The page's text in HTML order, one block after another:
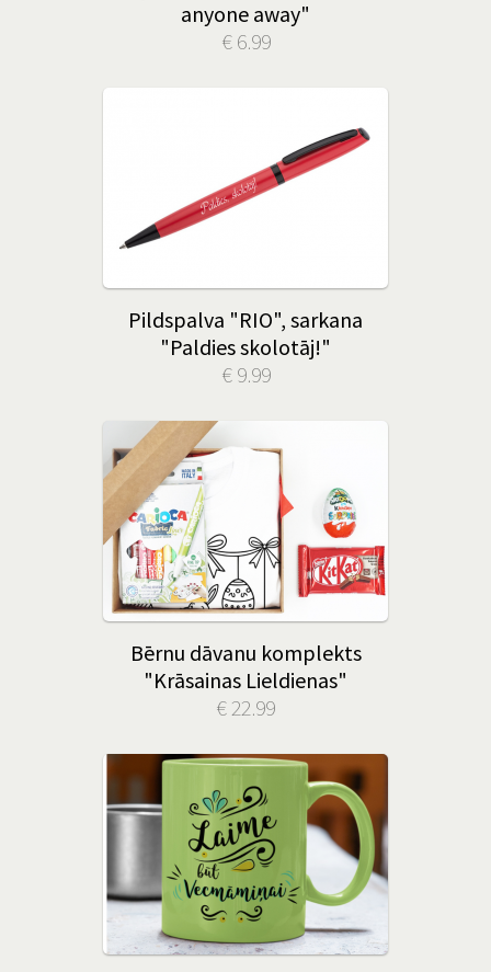
anyone away"
€ 6.99
Pildspalva "RIO", sarkana
"Paldies skolotāj!"
€ 9.99
Bērnu dāvanu komplekts
"Krāsainas Lieldienas"
€ 22.99